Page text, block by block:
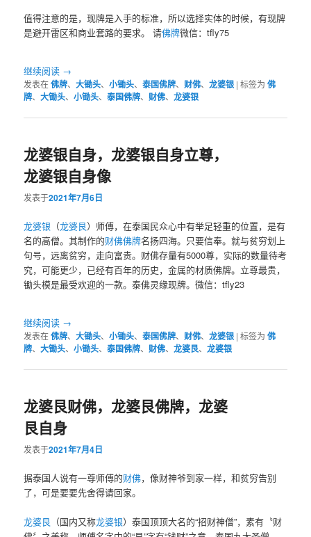
值得注意的是，现牌是入手的标准，所以选择实体的时候，有现牌
是避开雷区和商业套路的要求。 请佛牌微信：tfly75
继续阅读 →
发表在佛牌、大锄头、小锄头、泰国佛牌、 财佛、龙婆银 |标签为 佛
牌、大锄头、小锄头、泰国佛牌、 财佛、龙婆银
龙婆银自身，龙婆银自身立尊，
龙婆银自身像
发表于2021年7月6日
龙婆银 （龙婆艮）师傅，在泰国民众心中有举足轻重的位置，是有
名的高僧。其制作的财佛佛牌名扬四海。只要信奉。就与贫穷划上
句号，远离贫穷，走向富贵。财佛存量有5000尊，实际的数量待考
究，可能更少，已经有百年的历史，金属的材质佛牌。立尊最贵，
锄头模是最受欢迎的一款。泰佛灵缘现牌。微信：tfly23
继续阅读 →
发表在佛牌、大锄头、小锄头、泰国佛牌、 财佛、龙婆银 |标签为 佛
牌、大锄头、小锄头、泰国佛牌、 财佛、龙婆艮、龙婆银
龙婆艮财佛，龙婆艮佛牌，龙婆
艮自身
发表于2021年7月4日
据泰国人说有一尊师傅的财佛，像财神爷到家一样，和贫穷告别
了，可是要要先舍得请回家。
龙婆艮 （国内又称龙婆银）泰国顶顶大名的“招财神僧”，素有〝财